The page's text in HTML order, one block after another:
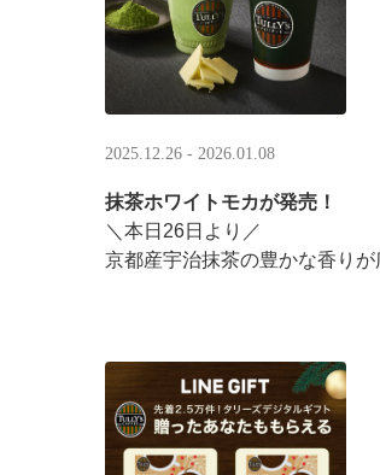
2025.12.26 - 2026.01.08
抹茶ホワイトモカが発売！
＼本日26日より／
京都産宇治抹茶の豊かな香り